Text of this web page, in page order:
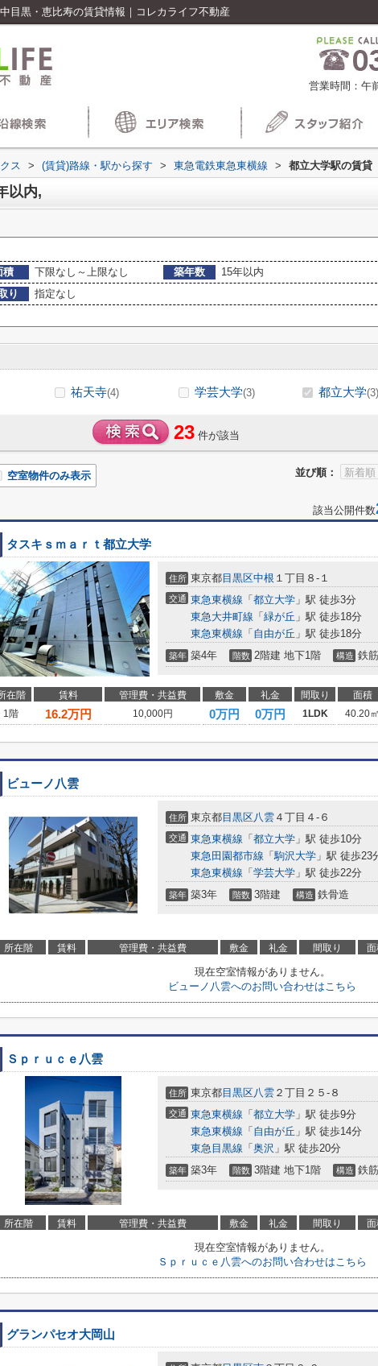
目黒・恵比寿の賃貸情報｜コレカライフ不動産
営業時間：午
ス > (賃貸)路線・駅から探す > 東急電鉄東急東横線 > 都立大学駅の賃貸
以内,
積 下限なし～上限なし 築年数
15年以内
り
指定なし
祐天寺(4) 学芸大学(3) 都立大学(3)
23 件が該当
並び順：
空室物件のみ表示
該当公開件数
タスキｓｍａｒｔ都立大学
住所 東京都目黒区中根 １丁目８-１
交通 東急東横線 「 都立大学 」駅 徒歩3分
東急大井町線 「 緑が丘 」駅 徒歩18分
東急東横線 「 自由が丘 」駅 徒歩18分
築年 築4年 階数 2階建 地下1階 構造 鉄
在階 賃料 管理費・共益費 敷金 礼金 間取り 面積
1階
16.2万円 10,000円 0万円 0万円 1LDK 40.20㎡
ビューノ八雲
住所 東京都目黒区八雲 ４丁目４-６
交通 東急東横線 「 都立大学 」駅 徒歩10分
東急田園都市線 「駒沢大学 」駅 徒歩23
東急東横線 「 学芸大学 」駅 徒歩22分
築年 築3年 階数 3階建 構造 鉄骨造
所在階 賃料 管理費・共益費 敷金 礼金 間取り
現在空室情報がありません。
ビューノ八雲へのお問い合わせはこちら
Ｓｐｒｕｃｅ八雲
住所 東京都目黒区八雲 ２丁目２５-８
交通 東急東横線 「 都立大学 」駅 徒歩9分
東急東横線 「 自由が丘 」駅 徒歩14分
東急目黒線 「 奥沢 」駅 徒歩20分
築年 築3年 階数 3階建 地下1階 構造 鉄
所在階 賃料 管理費・共益費 敷金 礼金 間取り
現在空室情報がありません。
Ｓｐｒｕｃｅ八雲へのお問い合わせはこちら
グランパセオ大岡山